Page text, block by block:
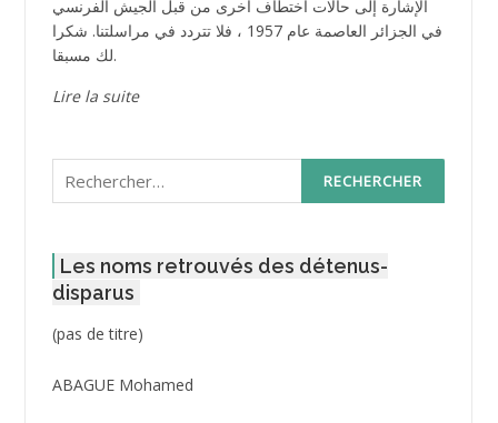
الإشارة إلى حالات اختطاف أخرى من قبل الجيش الفرنسي
في الجزائر العاصمة عام 1957 ، فلا تتردد في مراسلتنا. شكرا
لك مسبقا.
Lire la suite
Rechercher :
Les noms retrouvés des détenus-
disparus
(pas de titre)Post
3416
ABAGUE Mohamed